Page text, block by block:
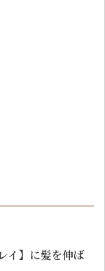
イ】に髪を伸ば